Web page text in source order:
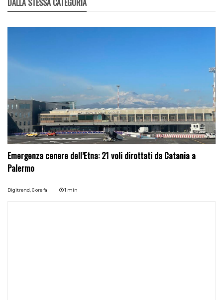
Emergenza cenere dell’Etna: 21 voli dirottati da Catania a
Palermo
Digitrend, 6 ore fa 1 min